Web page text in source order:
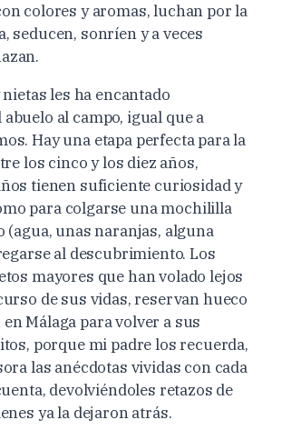
colores y aromas, luchan por la
seducen, sonríen y a veces
les ha encantado
al campo, igual que a
Hay una etapa perfecta para la
los cinco y los diez años,
tienen suficiente curiosidad y
para colgarse una mochililla
(agua, unas naranjas, alguna
al descubrimiento. Los
mayores que han volado lejos
de sus vidas, reservan hueco
Málaga para volver a sus
porque mi padre los recuerda,
las anécdotas vividas con cada
devolviéndoles retazos de
ya la dejaron atrás.